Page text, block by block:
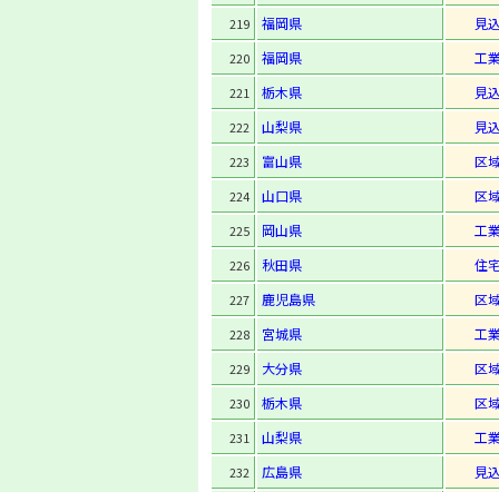
219 福岡県 見
220 福岡県 工
221 栃木県 見
222 山梨県 見
223 富山県 区
224 山口県 区
225 岡山県 工
226 秋田県 住
227 鹿児島県 区
228 宮城県 工
229 大分県 区
230 栃木県 区
231 山梨県 工
232 広島県 見